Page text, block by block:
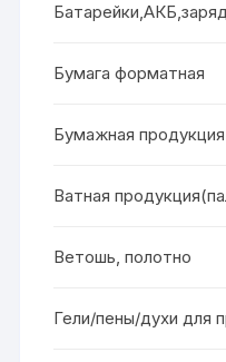
Бумага форматная
Бумажная продукция
Ватная
Ветошь, полотно
Гели/пены/духи для